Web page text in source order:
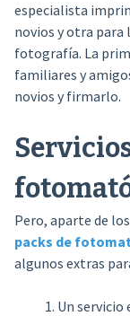
especialista
novios y otra para
fotografía. La
familiares y
novios y firmarlo.
Pero, aparte de
packs de
algunos extras
Un